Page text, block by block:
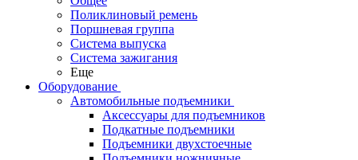
Поликлиновый ремень
Поршневая группа
Система выпуска
Система зажигания
Еще
Оборудование
Автомобильные подъемники
Аксессуары для подъемников
Подкатные подъемники
Подъемники двухстоечные